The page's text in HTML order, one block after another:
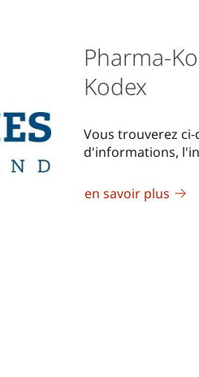
Pharma-
Kodex
Vous trouverez
d'informations,
en savoir plus